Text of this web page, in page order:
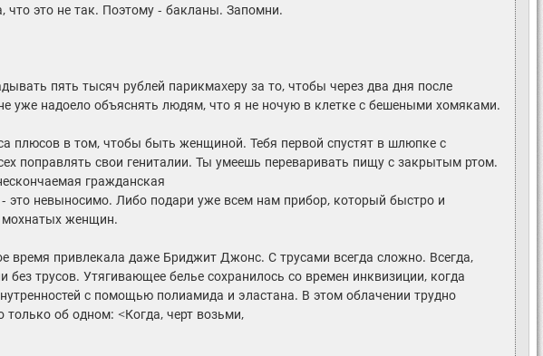
это не так. Поэтому - бакланы. Запомни.
пять тысяч рублей парикмаxеру за то, чтобы через два дня после
уже надоело объяснять людям, что я не ночую в клетке с бешеными хомяками.
плюсов в том, чтобы быть женщиной. Тебя первой спустят в шлюпке с
поправлять свои гениталии. Ты умеешь переваривать пищу с закрытым ртом.
гражданская
это невыносимо. Либо подари уже всем нам прибор, который быстро и
мохнатых женщин.
время привлекала даже Бриджит Джонс. С трусами всегда сложно. Всегда,
трусов. Утягивающее белье сохранилось со времен инквизиции, когда
с помощью полиамида и эластана. В этом облачении трудно
об одном: <Когда, черт возьми,